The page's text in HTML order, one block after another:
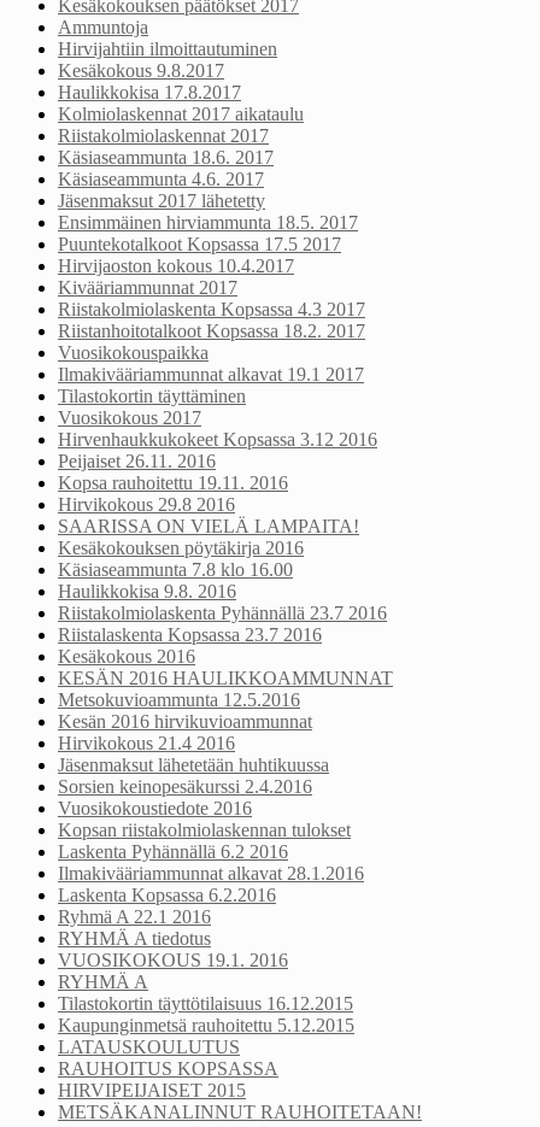
Kesäkokouksen päätökset 2017
Ammuntoja
Hirvijahtiin ilmoittautuminen
Kesäkokous 9.8.2017
Haulikkokisa 17.8.2017
Kolmiolaskennat 2017 aikataulu
Riistakolmiolaskennat 2017
Käsiaseammunta 18.6. 2017
Käsiaseammunta 4.6. 2017
Jäsenmaksut 2017 lähetetty
Ensimmäinen hirviammunta 18.5. 2017
Puuntekotalkoot Kopsassa 17.5 2017
Hirvijaoston kokous 10.4.2017
Kivääriammunnat 2017
Riistakolmiolaskenta Kopsassa 4.3 2017
Riistanhoitotalkoot Kopsassa 18.2. 2017
Vuosikokouspaikka
Ilmakivääriammunnat alkavat 19.1 2017
Tilastokortin täyttäminen
Vuosikokous 2017
Hirvenhaukkukokeet Kopsassa 3.12 2016
Peijaiset 26.11. 2016
Kopsa rauhoitettu 19.11. 2016
Hirvikokous 29.8 2016
SAARISSA ON VIELÄ LAMPAITA!
Kesäkokouksen pöytäkirja 2016
Käsiaseammunta 7.8 klo 16.00
Haulikkokisa 9.8. 2016
Riistakolmiolaskenta Pyhännällä 23.7 2016
Riistalaskenta Kopsassa 23.7 2016
Kesäkokous 2016
KESÄN 2016 HAULIKKOAMMUNNAT
Metsokuvioammunta 12.5.2016
Kesän 2016 hirvikuvioammunnat
Hirvikokous 21.4 2016
Jäsenmaksut lähetetään huhtikuussa
Sorsien keinopesäkurssi 2.4.2016
Vuosikokoustiedote 2016
Kopsan riistakolmiolaskennan tulokset
Laskenta Pyhännällä 6.2 2016
Ilmakivääriammunnat alkavat 28.1.2016
Laskenta Kopsassa 6.2.2016
Ryhmä A 22.1 2016
RYHMÄ A tiedotus
VUOSIKOKOUS 19.1. 2016
RYHMÄ A
Tilastokortin täyttötilaisuus 16.12.2015
Kaupunginmetsä rauhoitettu 5.12.2015
LATAUSKOULUTUS
RAUHOITUS KOPSASSA
HIRVIPEIJAISET 2015
METSÄKANALINNUT RAUHOITETAAN!